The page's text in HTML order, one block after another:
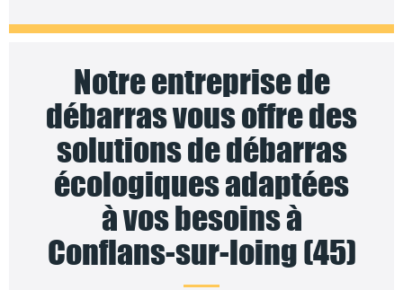
Notre entreprise de
débarras vous offre des
solutions de débarras
écologiques adaptées
à vos besoins à
Conflans-sur-loing (45)